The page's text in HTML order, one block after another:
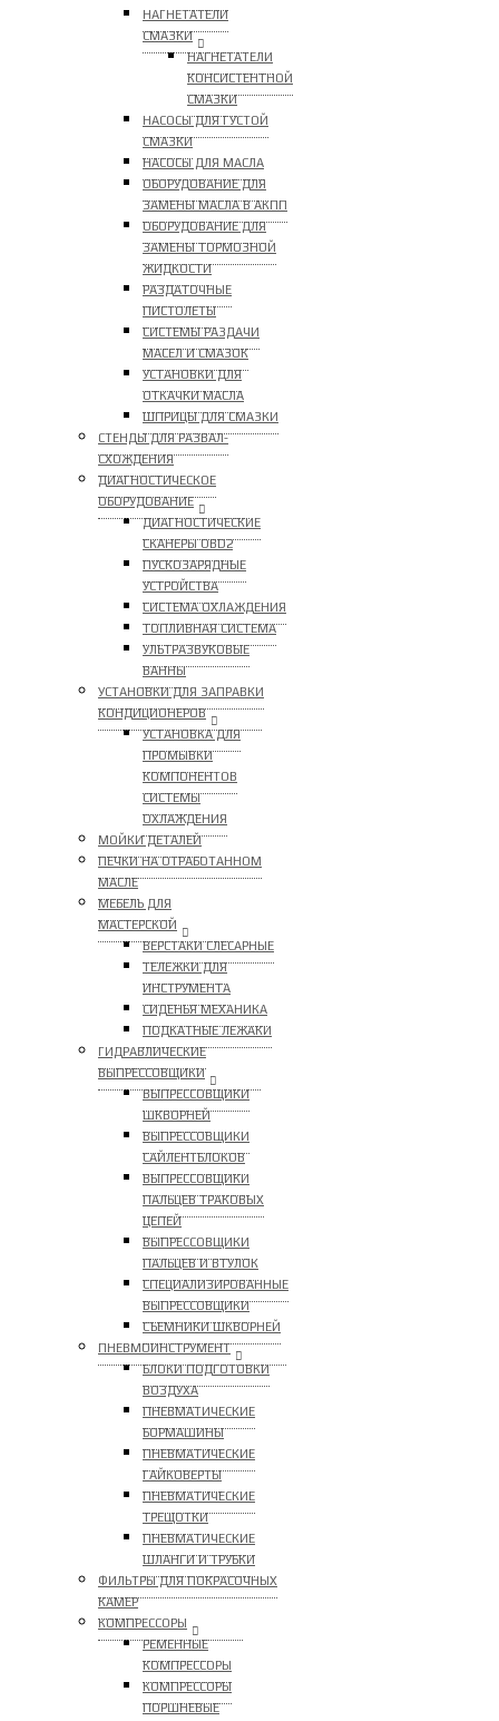
НАГНЕТАТЕЛИ
СМАЗКИ
НАГНЕТАТЕЛИ
КОНСИСТЕНТНОЙ
СМАЗКИ
НАСОСЫ ДЛЯ ГУСТОЙ
СМАЗКИ
НАСОСЫ ДЛЯ МАСЛА
ОБОРУДОВАНИЕ ДЛЯ
ЗАМЕНЫ МАСЛА В АКПП
ОБОРУДОВАНИЕ ДЛЯ
ЗАМЕНЫ ТОРМОЗНОЙ
ЖИДКОСТИ
РАЗДАТОЧНЫЕ
ПИСТОЛЕТЫ
СИСТЕМЫ РАЗДАЧИ
МАСЕЛ И СМАЗОК
УСТАНОВКИ ДЛЯ
ОТКАЧКИ МАСЛА
ШПРИЦЫ ДЛЯ СМАЗКИ
СТЕНДЫ ДЛЯ РАЗВАЛ-
СХОЖДЕНИЯ
ДИАГНОСТИЧЕСКОЕ
ОБОРУДОВАНИЕ
ДИАГНОСТИЧЕСКИЕ
СКАНЕРЫ OBD2
ПУСКОЗАРЯДНЫЕ
УСТРОЙСТВА
СИСТЕМА ОХЛАЖДЕНИЯ
ТОПЛИВНАЯ СИСТЕМА
УЛЬТРАЗВУКОВЫЕ
ВАННЫ
УСТАНОВКИ ДЛЯ ЗАПРАВКИ
КОНДИЦИОНЕРОВ
УСТАНОВКА ДЛЯ
ПРОМЫВКИ
КОМПОНЕНТОВ
СИСТЕМЫ
ОХЛАЖДЕНИЯ
МОЙКИ ДЕТАЛЕЙ
ПЕЧКИ НА ОТРАБОТАННОМ
МАСЛЕ
МЕБЕЛЬ ДЛЯ
МАСТЕРСКОЙ
ВЕРСТАКИ СЛЕСАРНЫЕ
ТЕЛЕЖКИ ДЛЯ
ИНСТРУМЕНТА
СИДЕНЬЯ МЕХАНИКА
ПОДКАТНЫЕ ЛЕЖАКИ
ГИДРАВЛИЧЕСКИЕ
ВЫПРЕССОВЩИКИ
ВЫПРЕССОВЩИКИ
ШКВОРНЕЙ
ВЫПРЕССОВЩИКИ
САЙЛЕНТБЛОКОВ
ВЫПРЕССОВЩИКИ
ПАЛЬЦЕВ ТРАКОВЫХ
ЦЕПЕЙ
ВЫПРЕССОВЩИКИ
ПАЛЬЦЕВ И ВТУЛОК
СПЕЦИАЛИЗИРОВАННЫЕ
ВЫПРЕССОВЩИКИ
CЪЕМНИКИ ШКВОРНЕЙ
ПНЕВМОИНСТРУМЕНТ
БЛОКИ ПОДГОТОВКИ
ВОЗДУХА
ПНЕВМАТИЧЕСКИЕ
БОРМАШИНЫ
ПНЕВМАТИЧЕСКИЕ
ГАЙКОВЕРТЫ
ПНЕВМАТИЧЕСКИЕ
ТРЕЩОТКИ
ПНЕВМАТИЧЕСКИЕ
ШЛАНГИ И ТРУБКИ
ФИЛЬТРЫ ДЛЯ ПОКРАСОЧНЫХ
КАМЕР
КОМПРЕССОРЫ
РЕМЕННЫЕ
КОМПРЕССОРЫ
КОМПРЕССОРЫ
ПОРШНЕВЫЕ